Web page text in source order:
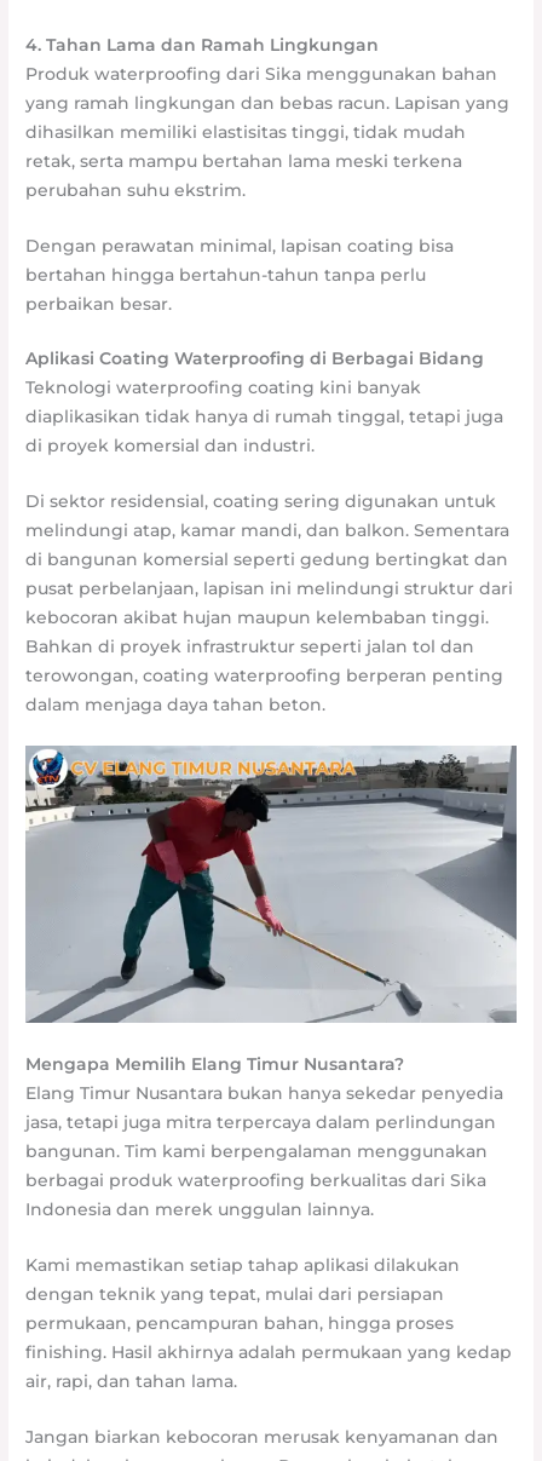
4. Tahan Lama dan Ramah Lingkungan
Produk waterproofing dari Sika menggunakan bahan
yang ramah lingkungan dan bebas racun. Lapisan yang
dihasilkan memiliki elastisitas tinggi, tidak mudah
retak, serta mampu bertahan lama meski terkena
perubahan suhu ekstrim.
Dengan perawatan minimal, lapisan coating bisa
bertahan hingga bertahun-tahun tanpa perlu
perbaikan besar.
Aplikasi Coating Waterproofing di Berbagai Bidang
Teknologi waterproofing coating kini banyak
diaplikasikan tidak hanya di rumah tinggal, tetapi juga
di proyek komersial dan industri.
Di sektor residensial, coating sering digunakan untuk
melindungi atap, kamar mandi, dan balkon. Sementara
di bangunan komersial seperti gedung bertingkat dan
pusat perbelanjaan, lapisan ini melindungi struktur dari
kebocoran akibat hujan maupun kelembaban tinggi.
Bahkan di proyek infrastruktur seperti jalan tol dan
terowongan, coating waterproofing berperan penting
dalam menjaga daya tahan beton.
Mengapa Memilih Elang Timur Nusantara?
Elang Timur Nusantara bukan hanya sekedar penyedia
jasa, tetapi juga mitra terpercaya dalam perlindungan
bangunan. Tim kami berpengalaman menggunakan
berbagai produk waterproofing berkualitas dari Sika
Indonesia dan merek unggulan lainnya.
Kami memastikan setiap tahap aplikasi dilakukan
dengan teknik yang tepat, mulai dari persiapan
permukaan, pencampuran bahan, hingga proses
finishing. Hasil akhirnya adalah permukaan yang kedap
air, rapi, dan tahan lama.
Jangan biarkan kebocoran merusak kenyamanan dan